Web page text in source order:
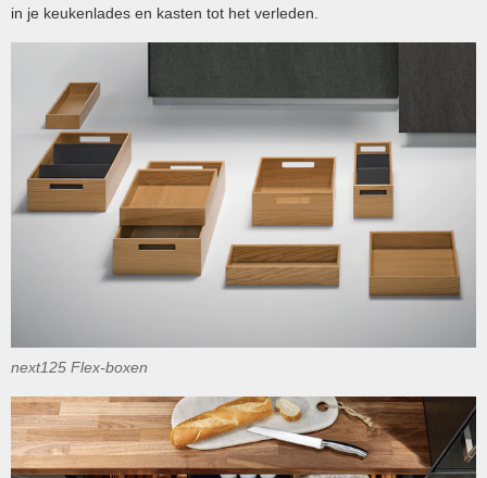
in je keukenlades en kasten tot het verleden.
next125 Flex-boxen